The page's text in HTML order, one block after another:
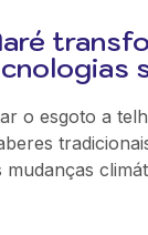
o esgoto a